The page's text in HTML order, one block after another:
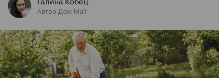
Автор Дом Mail